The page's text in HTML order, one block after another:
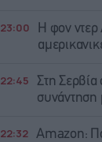
23:00
Η φον ντερ
22:45
Στη Σερβία
συνάντηση
22:32 Amazon: